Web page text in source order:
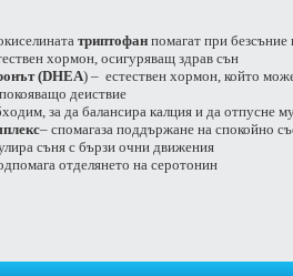
триптофан помагат при безсъние
хормон, осигуряващ здрав сън
(DHEA) – естествен хормон, който
деиствие
за да балансира калция и да отпусне
– спомагаза поддържане на спокойно
съня с бързи очни движения
отделянето на серотонин